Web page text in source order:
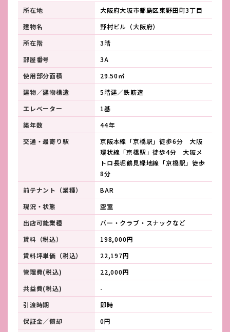
所在地
大阪府大阪市都島区東野田町3丁目
建物名
野村ビル（大阪府）
所在階
3階
部屋番号
3A
使用部分面積
29.50㎡
建物／建物構造
5階建／鉄筋造
エレベーター
1基
築年数
44年
交通・最寄り駅
京阪本線「京橋駅」徒歩6分 大阪
環状線「京橋駅」徒歩4分 大阪メ
トロ長堀鶴見緑地線「京橋駅」徒歩
8分
前テナント（業種）
BAR
現況・状態
空室
出店可能業種
バー・クラブ・スナックなど
賃料（税込）
198,000円
賃料坪単価（税込）
22,197円
管理費(税込)
22,000円
共益費(税込)
-
引渡時期
即時
保証金／償却
0円